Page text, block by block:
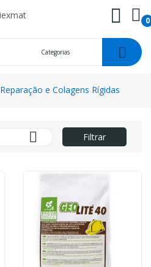
0
Reparação e Colagens Rígidas
 Filtrar